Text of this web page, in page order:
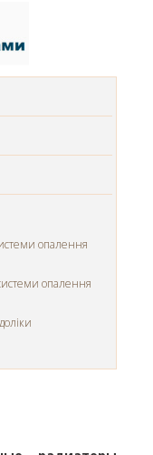
опалення
опалення